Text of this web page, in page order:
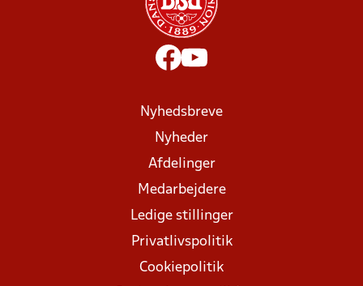
Nyhedsbreve
Nyheder
Afdelinger
Medarbejdere
Ledige stillinger
Privatlivspolitik
Cookiepolitik